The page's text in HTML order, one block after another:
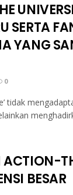
SERTA
YANG
0
tidak
BESAR